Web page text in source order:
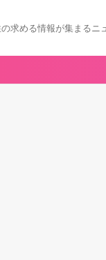
求める情報が集まるニ